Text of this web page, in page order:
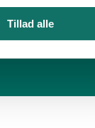
Tillad alle